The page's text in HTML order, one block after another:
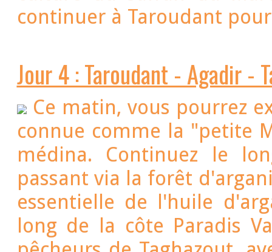
continuer à
Jour 4 : Taroudant - Agadir -
Ce matin, vous pourrez
connue comme la "petite
médina. Continuez le
passant via la forêt d'arganiers qui approvisionnent l'industrie
essentielle de l'huile
long de la côte Paradis